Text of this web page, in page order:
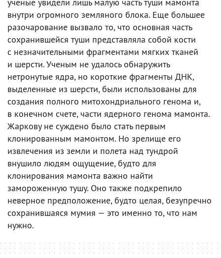
внутри огромного земляного блока. Еще большее
разочарование вызвало то, что основная часть
сохранившейся туши представляла собой кости
с незначительными фрагментами мягких тканей
и шерсти. Ученым не удалось обнаружить
нетронутые ядра, но короткие фрагменты ДНК,
выделенные из шерсти, были использованы для
создания полного митохондриального генома и,
в конечном счете, части ядерного генома мамонта.
Жаркову не суждено было стать первым
клонированным мамонтом. Но зрелище его
извлечения из земли и полета над тундрой
внушило людям ощущение, будто для
клонирования мамонта важно найти
замороженную тушу. Оно также подкрепило
неверное предположение, будто целая, безупречно
сохранившаяся мумия — это именно то, что нам
нужно.